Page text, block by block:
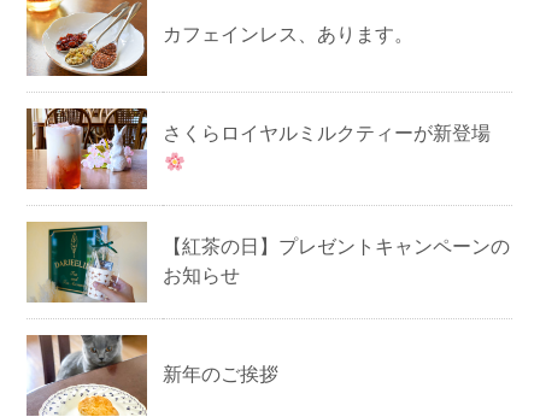
カフェインレス、あります。
さくらロイヤルミルクティーが新登場
【紅茶の日】プレゼントキャンペーンの
お知らせ
新年のご挨拶